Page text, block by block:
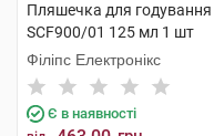
Пляшечка для годування
SCF900/01 125 мл 1 шт
Філіпс Електронікс
Є в наявності